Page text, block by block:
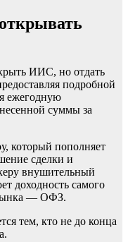
ИИС, но отдать
подробной
ежегодную
суммы за
который пополняет
сделки и
внушительный
доходность самого
— ОФЗ.
тем, кто не до конца